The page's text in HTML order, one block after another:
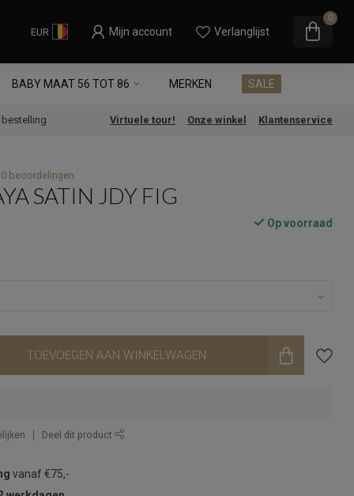
EUR Mijn account Verlanglijst
0
BABY MAAT 56 TOT 86 MERKEN SALE
bestelling Virtuele tour! Onze winkel Klantenservice
0 beoordelingen
SATIN JDY FIG
Op voorraad
TOEVOEGEN AAN WINKELWAGEN
Deel dit product
vanaf €75,-